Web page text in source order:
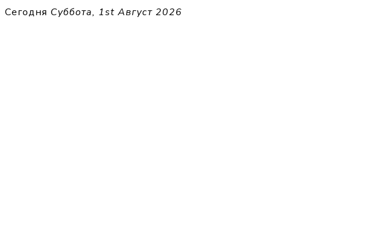
Перейти
Сегодня Суббота, 1st Август 2026